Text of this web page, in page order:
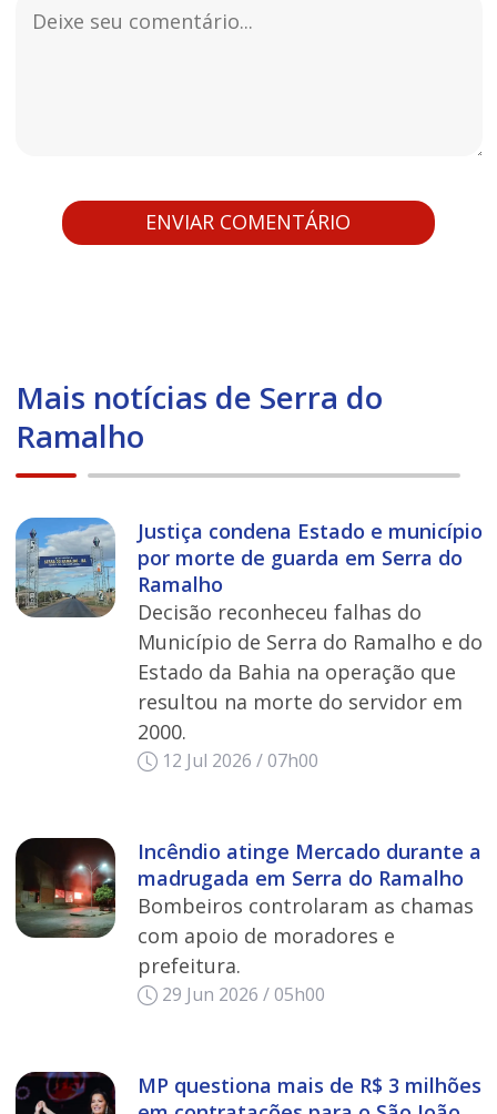
Mais notícias de Serra do
Ramalho
Justiça condena Estado e município
por morte de guarda em Serra do
Ramalho
Decisão reconheceu falhas do
Município de Serra do Ramalho e do
Estado da Bahia na operação que
resultou na morte do servidor em
2000.
12 Jul 2026 / 07h00
Incêndio atinge Mercado durante a
madrugada em Serra do Ramalho
Bombeiros controlaram as chamas
com apoio de moradores e
prefeitura.
29 Jun 2026 / 05h00
MP questiona mais de R$ 3 milhões